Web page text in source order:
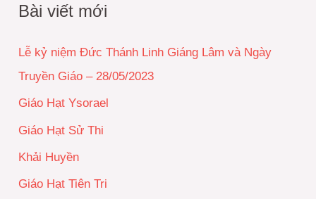
i
ế
Bài viết mới
Lễ kỷ niệm Đức Thánh Linh Giáng Lâm và Ngày
Truyền Giáo – 28/05/2023
Giáo Hạt Ysorael
Giáo Hạt Sử Thi
Khải Huyền
Giáo Hạt Tiên Tri